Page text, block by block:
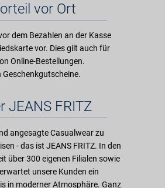
vor Ort
dem Bezahlen an der Kasse
vor. Dies gilt auch für
Online-Bestellungen.
JEANS FRITZ
angesagte Casualwear zu
- das ist JEANS FRITZ. In den
über 300 eigenen Filialen sowie
unsere Kunden ein
in moderner Atmosphäre. Ganz